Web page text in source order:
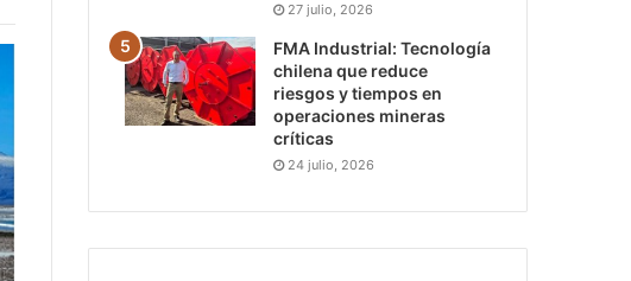
27 julio, 2026
FMA Industrial: Tecnología
chilena que reduce
riesgos y tiempos en
operaciones mineras
críticas
24 julio, 2026